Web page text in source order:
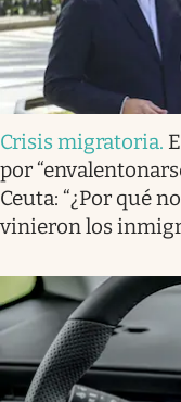
Crisis migratoria.
por
Ceuta: “¿Por qué
vinieron los